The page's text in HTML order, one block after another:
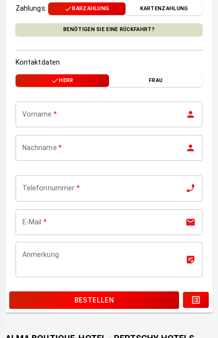
Zahlungs: BARZAHLUNG KARTENZAHLUNG
BENÖTIGEN SIE EINE RÜCKFAHRT?
Kontaktdaten
HERR FRAU
Vorname *
Nachname *
Telefonnummer *
E-Mail *
Anmerkung
BESTELLEN